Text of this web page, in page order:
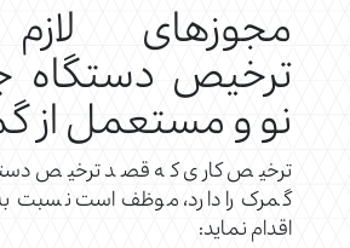
مجوزهای
ترخیص دستگاه
نو و مستعمل از
ترخیص کاری که قصد ترخیص
گمرک را دارد، موظف است نسبت
اقدام نماید: